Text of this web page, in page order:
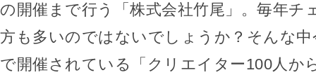
の開催まで行う「株式会社竹尾」。毎年チ
方も多いのではないでしょうか？そんな
で開催されている「クリエイター100人か